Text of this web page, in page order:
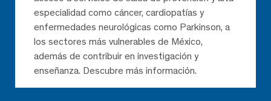
especialidad como cáncer, cardiopatías y
enfermedades neurológicas como Parkinson, a
los sectores más vulnerables de México,
además de contribuir en investigación y
enseñanza. Descubre más información.